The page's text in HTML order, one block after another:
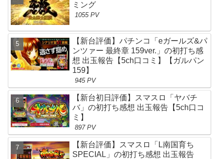
ミング
1055 PV
【新台評価】パチンコ「eガールズ&パ
ンツァー 最終章 159ver.」の初打ち感
想 出玉報告【5ch口コミ】【ガルパン
159】
945 PV
【新台初日評価】スマスロ「ヤバチ
バ」の初打ち感想 出玉報告【5ch口コ
ミ】
897 PV
【新台評価】スマスロ「L南国育ち
SPECIAL」の初打ち感想 出玉報告